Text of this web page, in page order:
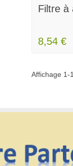
Filtre à
8,54 €
Affichage 1-